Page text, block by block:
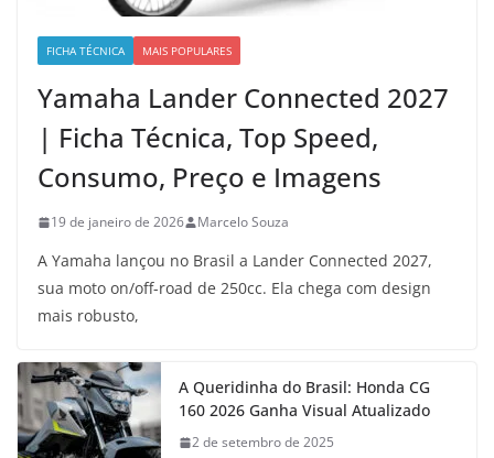
FICHA TÉCNICA MAIS POPULARES
Yamaha Lander Connected 2027
| Ficha Técnica, Top Speed,
Consumo, Preço e Imagens
19 de janeiro de 2026 Marcelo Souza
A Yamaha lançou no Brasil a Lander Connected 2027,
sua moto on/off-road de 250cc. Ela chega com design
mais robusto,
A Queridinha do Brasil: Honda CG
160 2026 Ganha Visual Atualizado
2 de setembro de 2025